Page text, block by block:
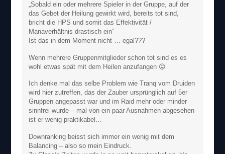
„Sobald ein oder mehrere Spieler in der Gruppe, auf der
das Gebet der Heilung gewirkt wird, bereits tot sind,
bricht die HPS und somit das Effektivität /
Manaverhältnis drastisch ein“
Ist das in dem Moment nicht … egal???
Wenn mehrere Gruppenmitglieder schon tot sind es es
wohl etwas spät mit dem Heilen anzufangen 😛
Ich denke mal das selbe Problem wie Tranq vom Druiden
wird hier zutreffen, das der Zauber ursprünglich auf 5er
Gruppen angepasst war und im Raid mehr oder minder
sinnfrei wurde – mal von ein paar Ausnahmen abgesehen
ist er wenig praktikabel…
Downranking beisst sich immer ein wenig mit dem
Balancing – also so mein Eindruck.